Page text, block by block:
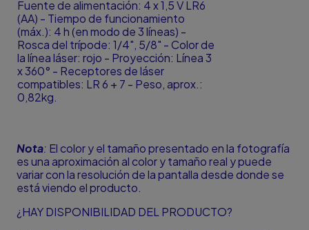
Fuente de alimentación: 4 x 1,5 V LR6
(AA) - Tiempo de funcionamiento
(máx.): 4 h (en modo de 3 líneas) -
Rosca del trípode: 1/4", 5/8" - Color de
la línea láser: rojo - Proyección: Línea 3
x 360° - Receptores de láser
compatibles: LR 6 + 7 - Peso, aprox.:
0,82kg.
Nota: El color y el tamaño presentado en la fotografía
es una aproximación al color y tamaño real y puede
variar con la resolución de la pantalla desde donde se
está viendo el producto.
¿HAY DISPONIBILIDAD DEL PRODUCTO?